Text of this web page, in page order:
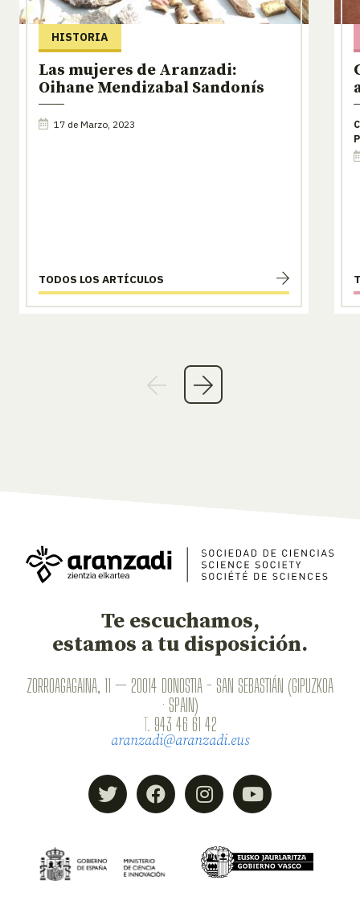
HISTORIA
Las mujeres de Aranzadi:
Oihane Mendizabal Sandonís
17 de Marzo, 2023
TODOS LOS ARTÍCULOS
Te escuchamos,
estamos a tu disposición.
ZORROAGAGAINA, 11 — 20014 DONOSTIA - SAN SEBASTIÁN (GIPUZKOA
· SPAIN)
T. 943 46 61 42
aranzadi@aranzadi.eus